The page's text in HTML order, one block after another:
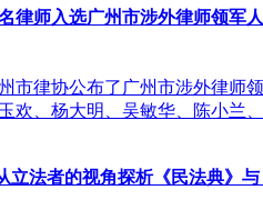
律师入选广州市涉外律师领军人
市律协公布了广州市涉外律师
欢、杨大明、吴敏华、陈小兰
立法者的视角探析《民法典》